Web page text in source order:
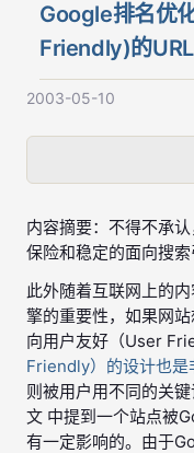
Google排名优
Friendly)的
2003-05-10
内容摘要：不得不承
保险和稳定的面向搜
此外随着互联网上的
擎的重要性，如果网
向用户友好（User
Friendly）的设计也是
则被用户用不同的关键
文 中提到一个站点被
有一定影响的。由于